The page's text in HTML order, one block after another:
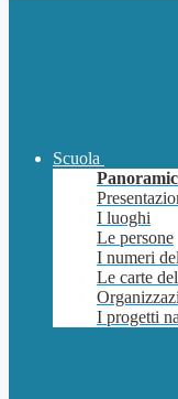
Scuola
I luoghi
Le persone
I numeri
Le carte
I progetti